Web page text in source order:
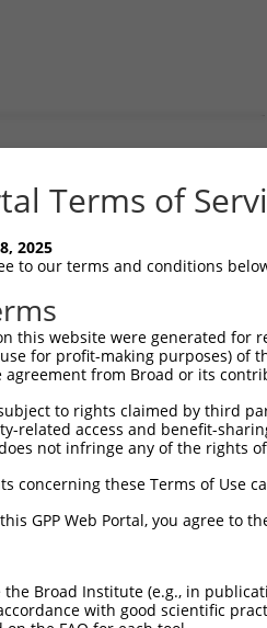
739

Query  677  TTAATCACCAAGGTCATGTGAAACTAACAGACTTTGGACTATGCAAAGAATCTATTCATGATGGAACAGTCACA  750
            ||||||||||||||||||||||||||||||||||||||||||||||||||||||||||||||||||||||||||
Sbjct  740  TTAATCACCAAGGTCATGTGAAACTAACAGACTTTGGACTATGCAAAGAATCTATTCATGATGGAACAGTCACA  813

Query  751  CACACATTTTGTGGAACAATAGAATACATGGCCCCTGAAATCTTGATGAGAAGTGGCCACAATCGTGCTGTGGA  824
            ||||||||||||||||||||||||||||||||||||||||||||||||||||||||||||||||||||||||||
Sbjct  814  CACACATTTTGTGGAACAATAGAATACATGGCCCCTGAAATCTTGATGAGAAGTGGCCACAATCGTGCTGTGGA  887

Query  825  TTGGTGGAGTTTGGGAGCATTAATGTATGACATGCTGACTGGAGCA----CCCCCATTCACTGGGGAGAATAGA  894
            ||||||||||||||||||||||||||||||||||||||||||||||    ||||||||||||||||||||||||
Sbjct  888  TTGGTGGAGTTTGGGAGCATTAATGTATGACATGCTGACTGGAGCAGTAGCCCCCATTCACTGGGGAGAATAGA  961

Query  895  AAGAAAACAATTGACAAAATCCTCAAATGTAAACTCAATTTGCCTCCCTACCTCACACAAGAAGCCAGAGATCT  968
            ||||||||||||||||||||||||||||||||||||||||||||||||||||||||||||||||||||||||||
Sbjct  962  AAGAAAACAATTGACAAAATCCTCAAATGTAAACTCAATTTGCCTCCCTACCTCACACAAGAAGCCAGAGATCT  1035

Query  969  GCTTAAAAAGCTGCTGAAAAGAAATGCTGCTTCTCGTCTGGGAGCTGGTCCTGGGGACGCTGGAGAAGTTCAAG  1042
            ||||||||||||||||||||||||||||||||||||||||||||||||||||||||||||||||||||||||||
Sbjct 1036  GCTTAAAAAGCTGCTGAAAAGAAATGCTGCTTCTCGTCTGGGAGCTGGTCCTGGGGACGCTGGAGAAGTTCAAG  1109

Query 1043  CTCATCCATTCTTTAGACACATTAACTGGGAAGAACTTCTGGCTCGAAAGGTGGAGCCCCCCTTTAAACCTCTG  1116
            ||||||||||||||||||||||||||||||||||||||||||||||||||||||||||||||||||||||||||
Sbjct 1110  CTCATCCATTCTTTAGACACATTAACTGGGAAGAACTTCTGGCTCGAAAGGTGGAGCCCCCCTTTAAACCTCTG  1183

Query 1117  TTGCAATCTGAAGAGGATGTAAGTCAGTTTGATTCCAAGTTTACACGTCAGACACCTGTCGACAGCCCAGATGA  1190
            ||||||||||||||||||||||||||||||||||||||||||||||||||||||||||||||||||||||||||
Sbjct 1184  TTGCAATCTGAAGAGGATGTAAGTCAGTTTGATTCCAAGTTTACACGTCAGACACCTGTCGACAGCCCAGATGA  1257

Query 1191  CTCAACTCTCAGTGAAAGTGCCAATCAGGTCTTTCTGGGTTTTACATATGTGGCTCCATCTGTACTTGAAAGTG  1264
            ||||||||||||||||||||||||||||||||||||||||||||||||||||||||||||||||||||||||||
Sbjct 1258  CTCAACTCTCAGTGAAAGTGCCAATCAGGTCTTTCTGGGTTTTACATATGTGGCTCCATCTGTACTTGAAAGTG  1331

Query 1265  TGAAAGAAAAGTTTTCCTTTGAACCAAAAATCCGATCACCTCGAAGATTTATTGGCAGCCCACGAACACCTGTC  1338
            ||||||||||||||||||||||||||||||||||||||||||||||||||||||||||||||||||||||||||
Sbjct 1332  TGAAAGAAAAGTTTTCCTTTGAACCAAAAATCCGATCACCTCGAAGATTTATTGGCAGCCCACGAACACCTGTC  1405

Query 1339  AG------------TACTGCT-----------------ATGTGC------------------------------  1353
            ||            |.||.||                 |.||||                              
Sbjct 1406  AGCCCAGTCAAATTTTCTCCTGGGGATTTCTGGGGAAGAGGTGCTTCGGCCAGCACAGCAAATCCTCAGACACC  1479

Query 1354  --------------------------------------------------------------------------  1353
                                                                                      
Sbjct 1480
Terms of
2025
to our terms and conditions
this website were generated
for profit-making purposes) of
agreement from Broad or its
to rights claimed by third
related access and benefit-
not infringe any of the rights
concerning these Terms of Use
GPP Web Portal, you agree to
the Broad Institute (e.g., in
with good scientific